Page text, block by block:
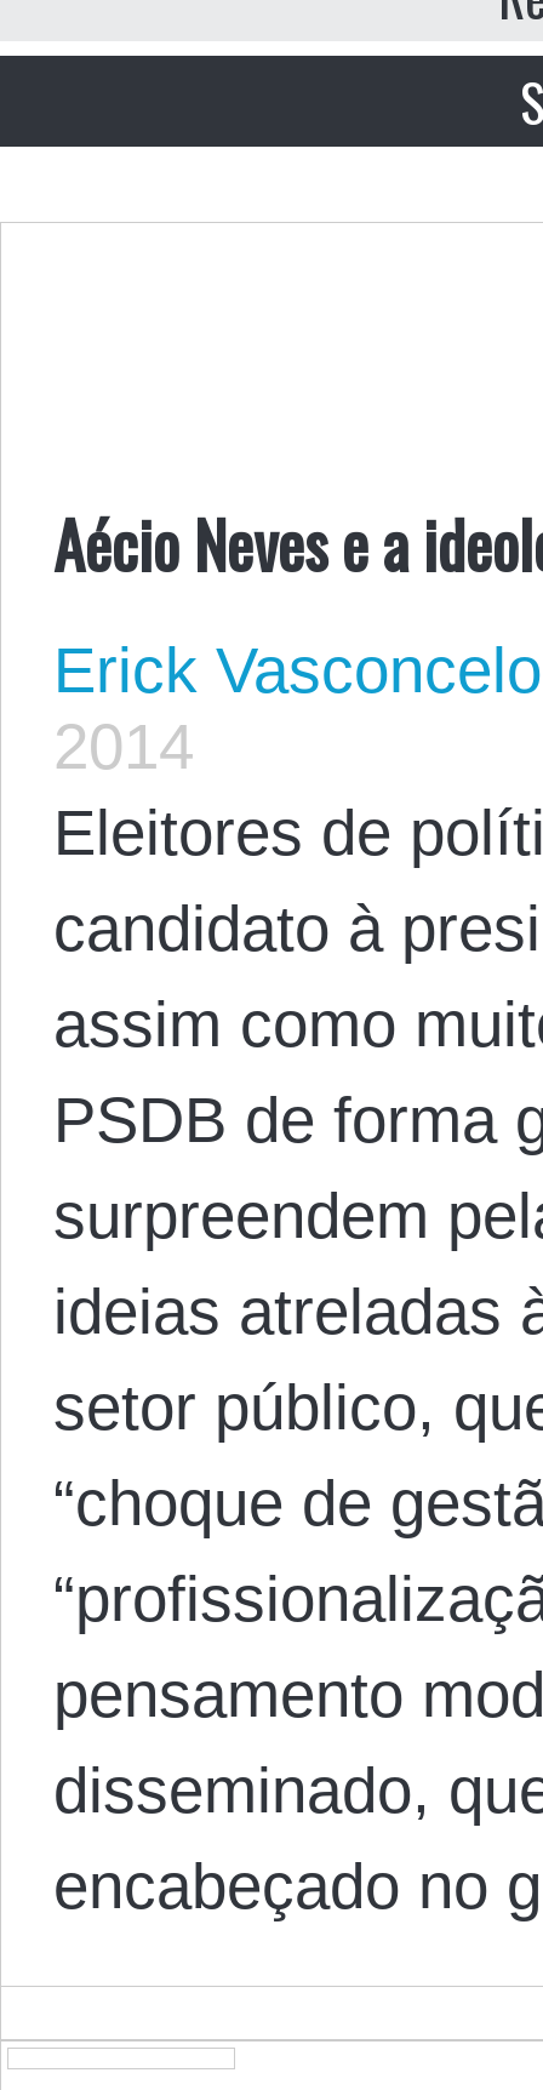
Aécio Neves e a
Erick
2014
Eleitores de
candidato à
assim como
PSDB de forma
surpreendem
ideias atreladas
setor público,
“choque de
pensamento
disseminado,
encabeçado no